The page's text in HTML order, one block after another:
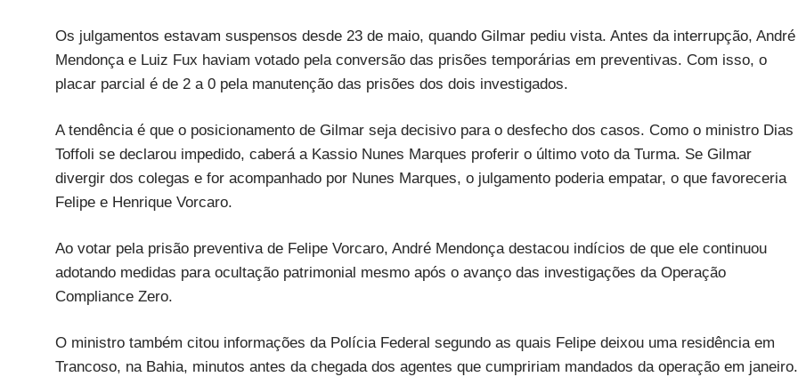
Os julgamentos estavam suspensos desde 23 de maio, quando Gilmar pediu vista. Antes da interrupção, André
Mendonça e Luiz Fux haviam votado pela conversão das prisões temporárias em preventivas. Com isso, o
placar parcial é de 2 a 0 pela manutenção das prisões dos dois investigados.
A tendência é que o posicionamento de Gilmar seja decisivo para o desfecho dos casos. Como o ministro Dias
Toffoli se declarou impedido, caberá a Kassio Nunes Marques proferir o último voto da Turma. Se Gilmar
divergir dos colegas e for acompanhado por Nunes Marques, o julgamento poderia empatar, o que favoreceria
Felipe e Henrique Vorcaro.
Ao votar pela prisão preventiva de Felipe Vorcaro, André Mendonça destacou indícios de que ele continuou
adotando medidas para ocultação patrimonial mesmo após o avanço das investigações da Operação
Compliance Zero.
O ministro também citou informações da Polícia Federal segundo as quais Felipe deixou uma residência em
Trancoso, na Bahia, minutos antes da chegada dos agentes que cumpririam mandados da operação em janeiro.